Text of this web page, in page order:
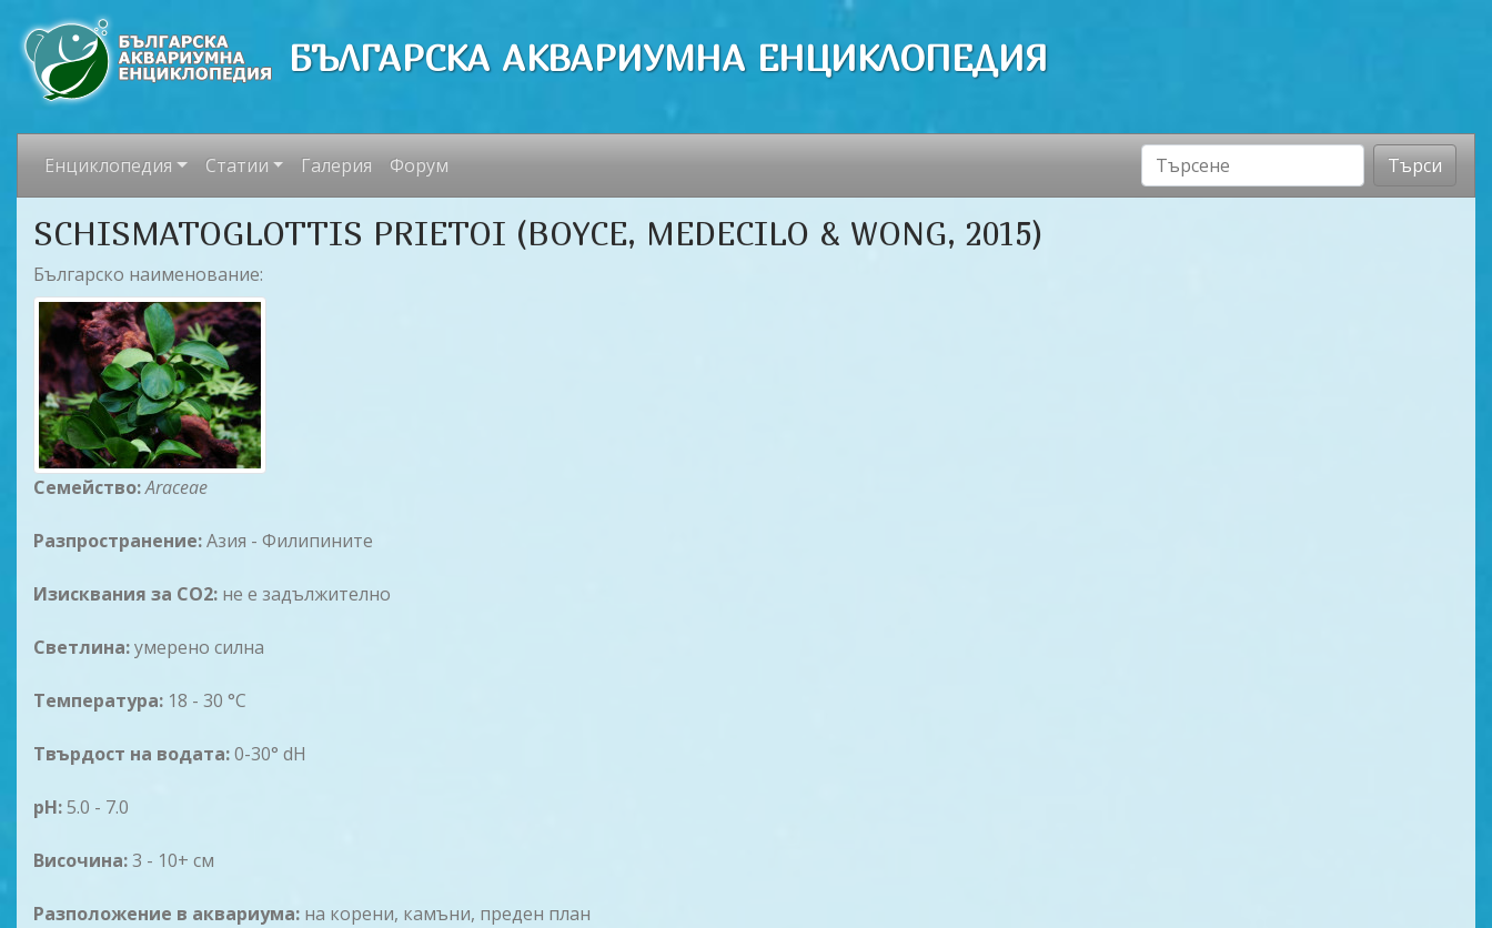
БЪЛГАРСКА АКВАРИУМНА ЕНЦИКЛОПЕДИЯ
Енциклопедия Статии Галерия Форум Търси
SCHISMATOGLOTTIS PRIETOI (BOYCE, MEDECILO & WONG, 2015)
Българско наименование:
Семейство:Araceae
Разпространение:Азия - Филипините
Изисквания за CO2: не е задължително
Светлина:умерено силна
Температура: 18 - 30 °C
Твърдост на водата:0-30° dH
pH:5.0 - 7.0
Височина:3 - 10+ см
Разположение в аквариума: на корени, камъни, преден план